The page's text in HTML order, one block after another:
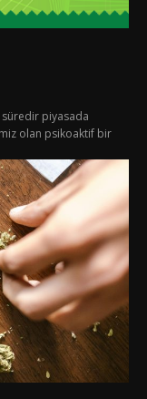
süredir piyasada
olan psikoaktif bir